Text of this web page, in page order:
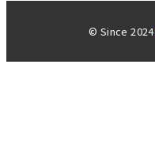
© Since 2024